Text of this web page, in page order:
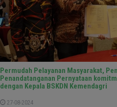
Permudah Pelayanan Masyarakat,
Penandatanganan Pernyataan
dengan Kepala BSKDN Kemendagri
27-08-2024